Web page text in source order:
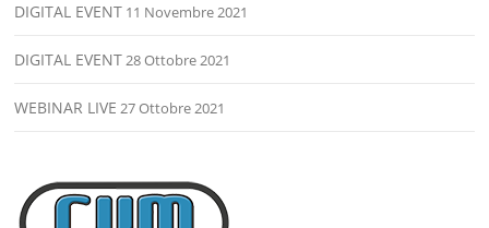
DIGITAL EVENT 11 Novembre 2021
DIGITAL EVENT28 Ottobre 2021
WEBINAR LIVE 27 Ottobre 2021